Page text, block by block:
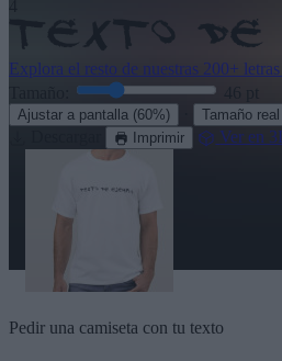
Explora el resto de nuestras 200+
Ajustar a pantalla (60%) Tamaño real
Imprimir Ver en
Pedir una camiseta con tu texto